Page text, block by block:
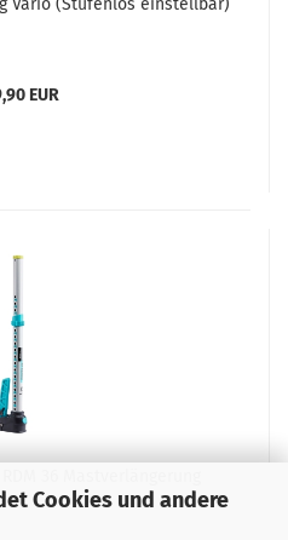
Cookies und andere
Vario (Stufenlos einstellbar)
EUR